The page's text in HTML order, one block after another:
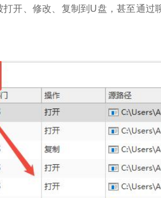
开、修改、复制到U盘，甚至通过